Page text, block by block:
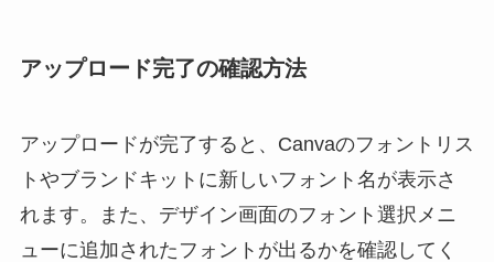
アップロード完了の確認方法
アップロードが完了すると、Canvaのフォントリス
トやブランドキットに新しいフォント名が表示さ
れます。また、デザイン画面のフォント選択メニ
ューに追加されたフォントが出るかを確認してく